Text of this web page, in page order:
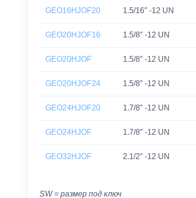
GEO16HJOF20 1.5/16″ -12 UN
GEO20HJOF16 1.5/8″ -12 UN
GEO20HJOF 1.5/8″ -12 UN
GEO20HJOF24 1.5/8″ -12 UN
GEO24HJOF20 1.7/8″ -12 UN
GEO24HJOF 1.7/8″ -12 UN
GEO32HJOF 2.1/2″ -12 UN
SW = размер под ключ